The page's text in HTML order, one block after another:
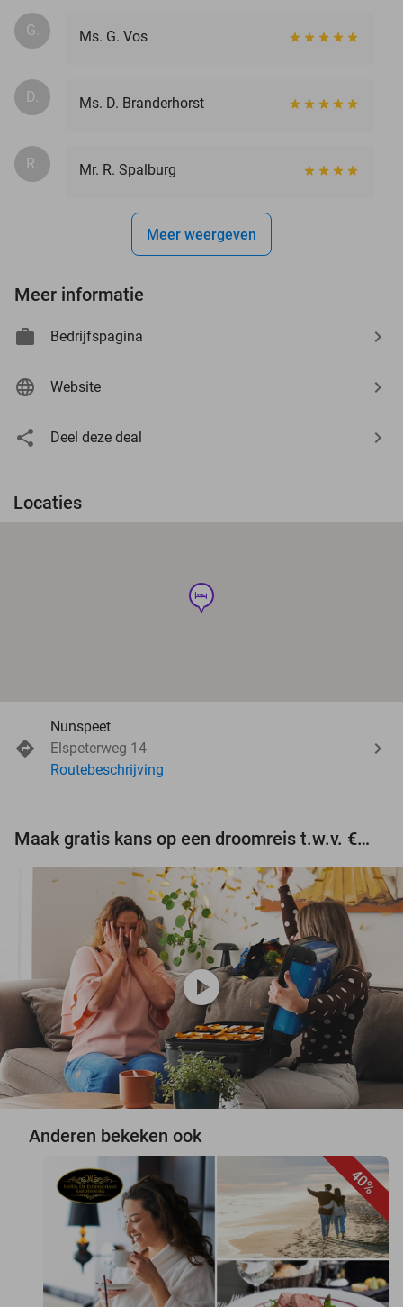
G. Ms. G. Vos
D. Ms. D. Branderhorst
R. Mr. R. Spalburg
Meer weergeven
Meer informatie
Bedrijfspagina
Website
Deel deze deal
Locaties
hotel
Nunspeet
Elspeterweg 14
Routebeschrijving
Maak gratis kans op een droomreis t.w.v. €3.000!
play_circle
Anderen bekeken ook
40%